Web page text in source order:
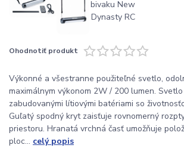
Ohodnotiť produkt
Výkonné a všestranne použiteľné svetlo,
maximálnym výkonom 2W / 200 lumen.
zabudovanými lítiovými batériami so
Guľatý spodný kryt zaisťuje rovnomerný
priestoru. Hranatá vrchná časť umožňuje
ploc... celý popis